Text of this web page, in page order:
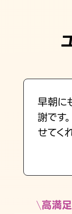
早朝に
謝です
せてく
高満